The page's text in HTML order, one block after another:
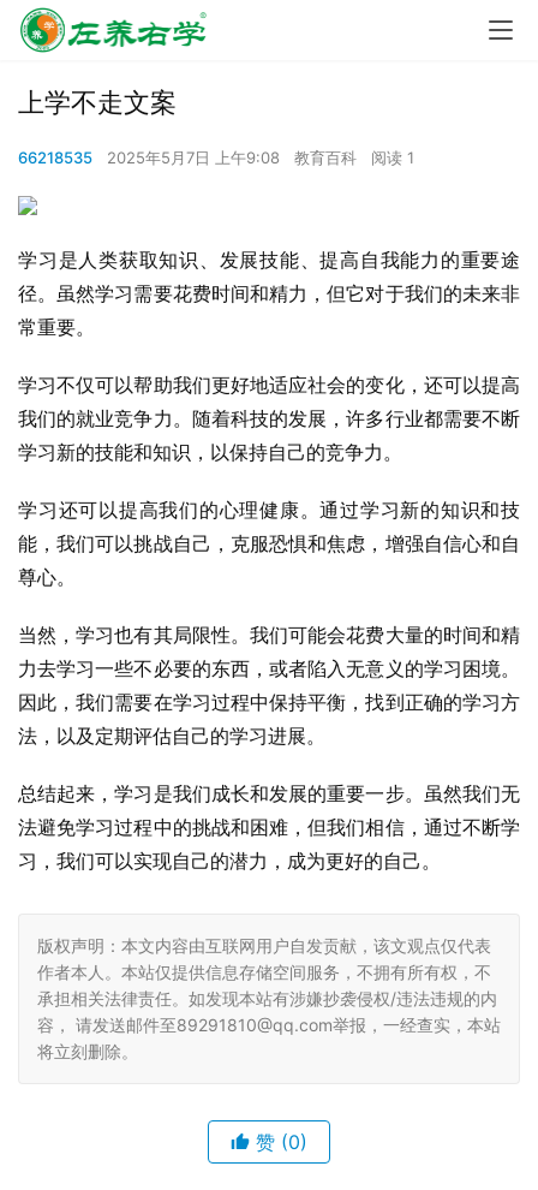
上学不走文案
66218535 2025年5月7日 上午9:08 教育百科 阅读 1
学习是人类获取知识、发展技能、提高自我能力的重要途
径。虽然学习需要花费时间和精力，但它对于我们的未来非
常重要。
学习不仅可以帮助我们更好地适应社会的变化，还可以提高
我们的就业竞争力。随着科技的发展，许多行业都需要不断
学习新的技能和知识，以保持自己的竞争力。
学习还可以提高我们的心理健康。通过学习新的知识和技
能，我们可以挑战自己，克服恐惧和焦虑，增强自信心和自
尊心。
当然，学习也有其局限性。我们可能会花费大量的时间和精
力去学习一些不必要的东西，或者陷入无意义的学习困境。
因此，我们需要在学习过程中保持平衡，找到正确的学习方
法，以及定期评估自己的学习进展。
总结起来，学习是我们成长和发展的重要一步。虽然我们无
法避免学习过程中的挑战和困难，但我们相信，通过不断学
习，我们可以实现自己的潜力，成为更好的自己。
版权声明：本文内容由互联网用户自发贡献，该文观点仅代表
作者本人。本站仅提供信息存储空间服务，不拥有所有权，不
承担相关法律责任。如发现本站有涉嫌抄袭侵权/违法违规的内
容， 请发送邮件至89291810@qq.com举报，一经查实，本站
将立刻删除。
赞 (0)